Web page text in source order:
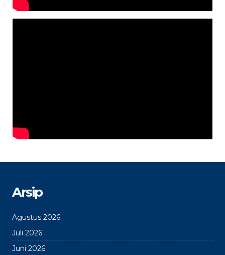
Arsip
Agustus 2026
Juli 2026
Juni 2026